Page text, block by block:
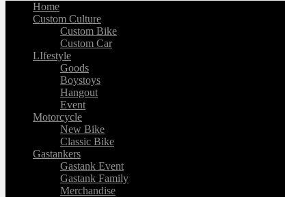
Home
Custom Culture
Custom Bike
Custom Car
LIfestyle
Goods
Boystoys
Hangout
Event
Motorcycle
New Bike
Classic Bike
Gastankers
Gastank Event
Gastank Family
Merchandise